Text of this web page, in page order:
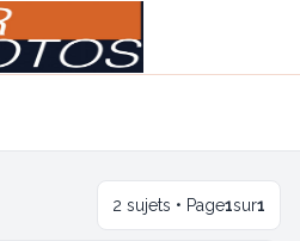
2 sujets • Page1sur1